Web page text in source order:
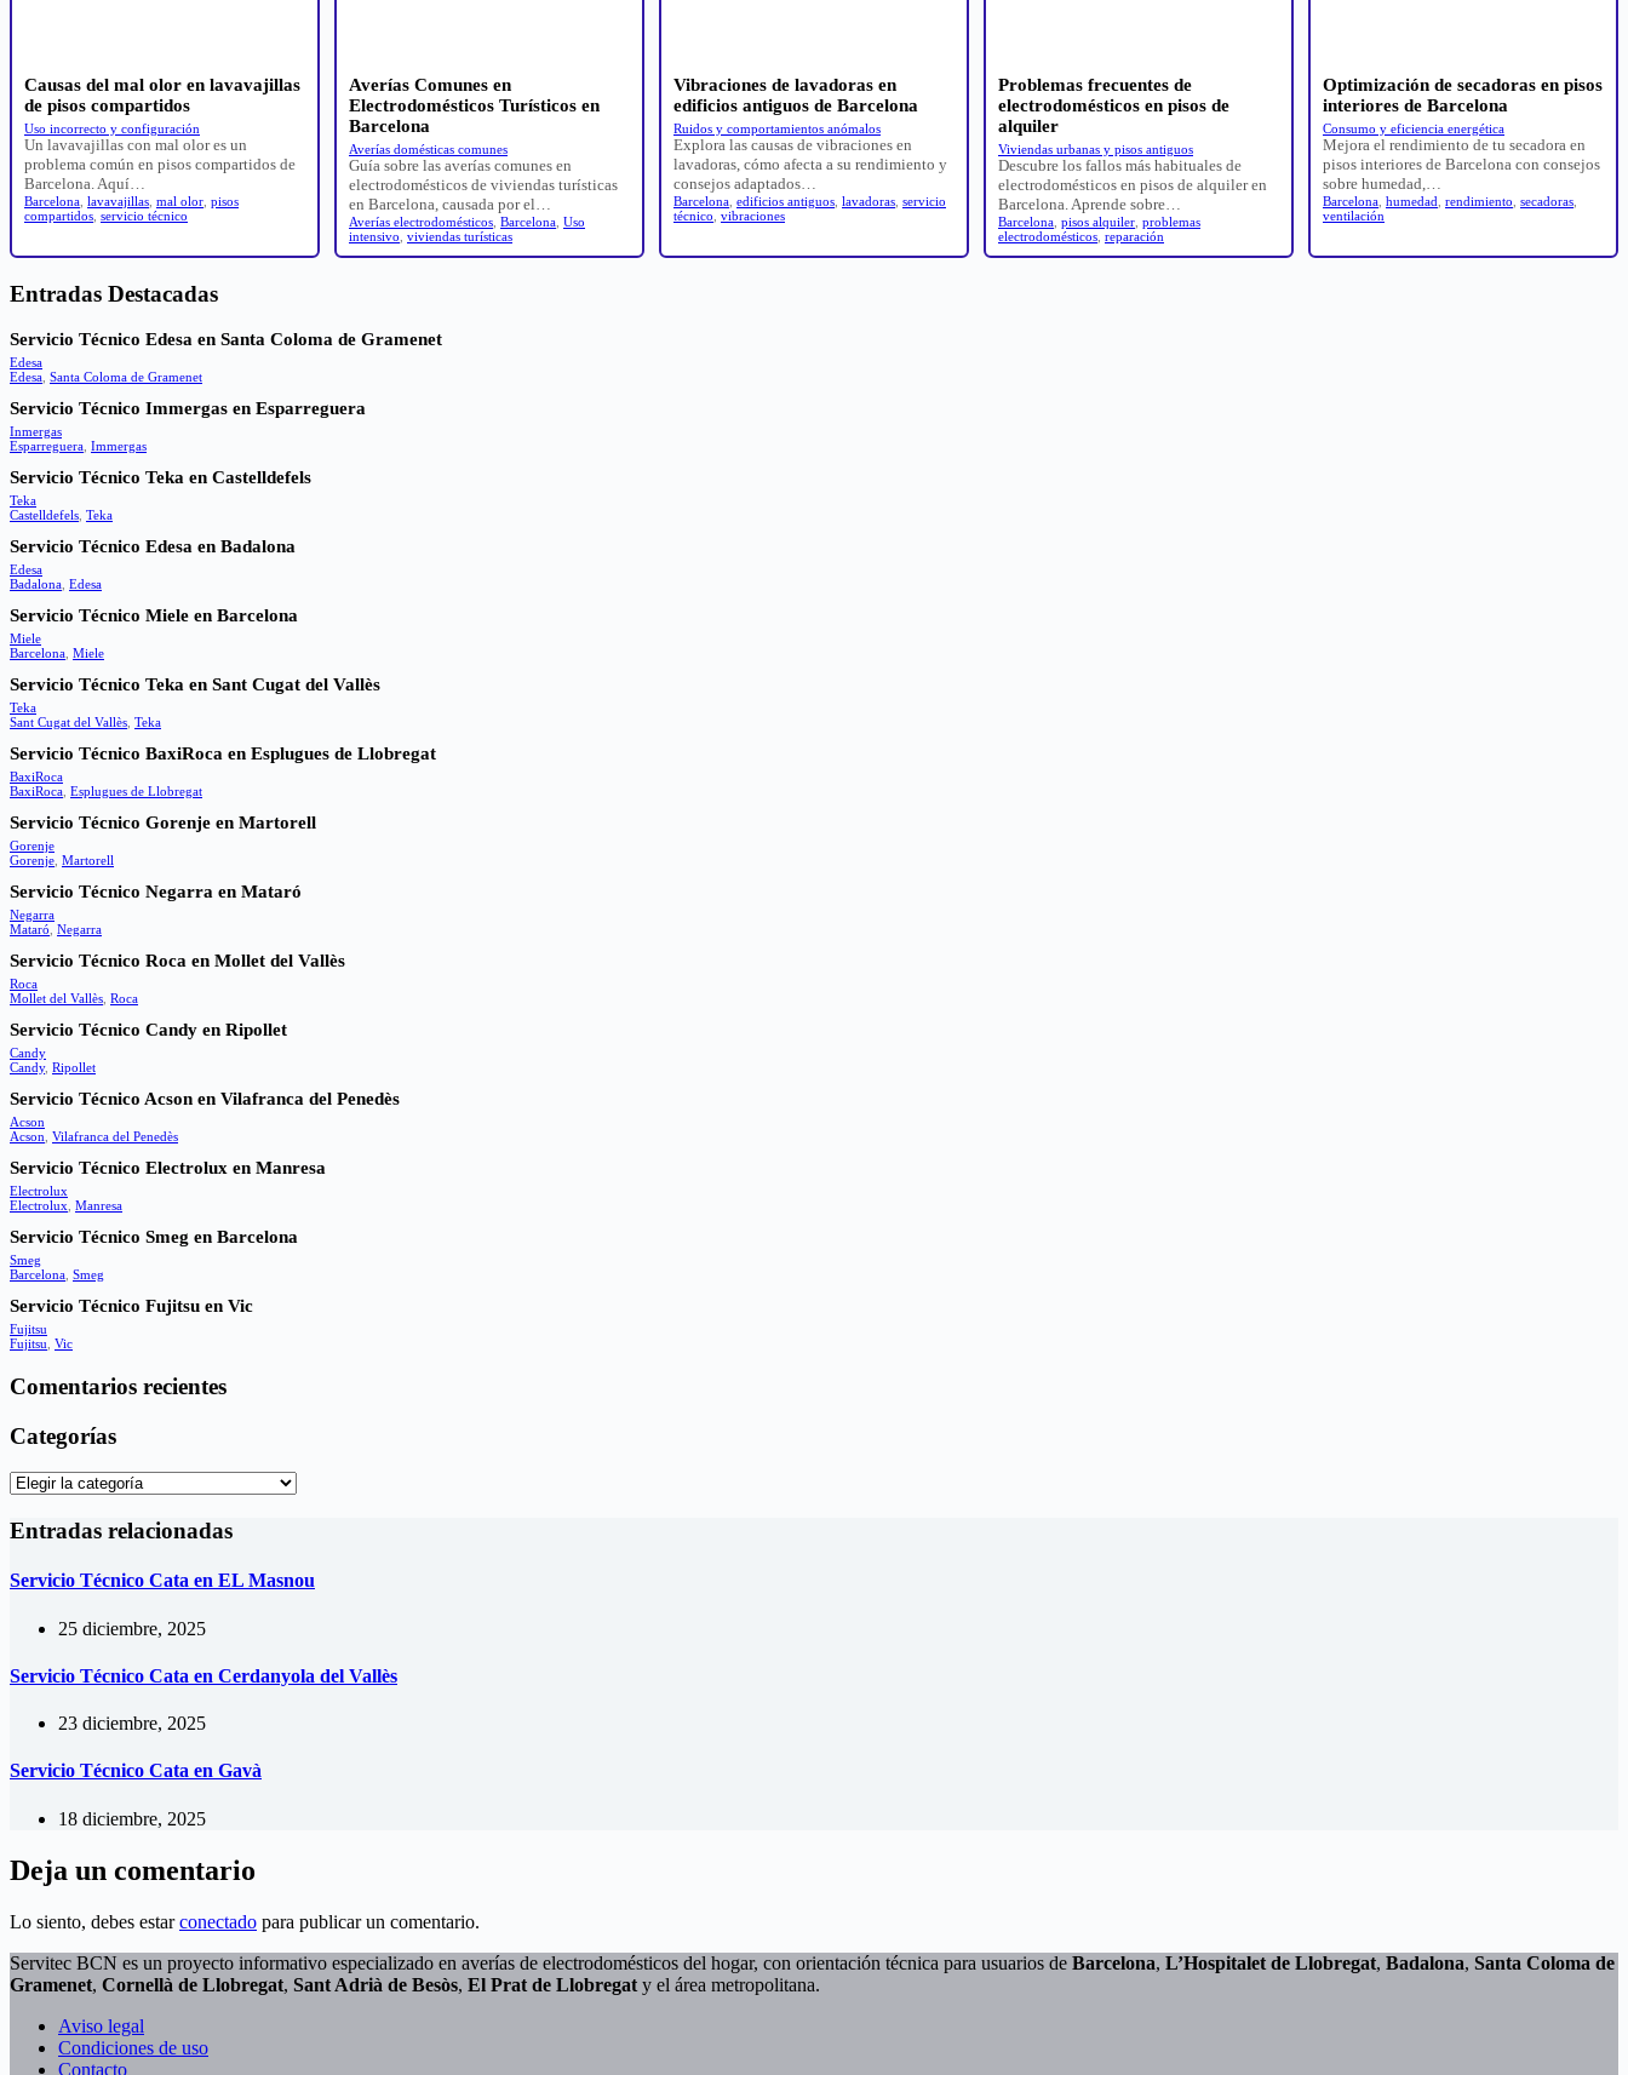
Causas del mal olor en lavavajillas
de pisos compartidos
Uso incorrecto y configuración
Un lavavajillas con mal olor es un
problema común en pisos compartidos de
Barcelona. Aquí…
Barcelona lavavajillas mal olor pisos
compartidos servicio técnico
Averías Comunes en
Electrodomésticos Turísticos en
Barcelona
Averías domésticas comunes
Guía sobre las averías comunes en
electrodomésticos de viviendas turísticas
en Barcelona, causada por el…
Averías electrodomésticos Barcelona Uso
intensivo viviendas turísticas
Vibraciones de lavadoras en
edificios antiguos de Barcelona
Ruidos y comportamientos anómalos
Explora las causas de vibraciones en
lavadoras, cómo afecta a su rendimiento y
consejos adaptados…
Barcelona edificios antiguos lavadoras servicio
técnico vibraciones
Problemas frecuentes de
electrodomésticos en pisos de
alquiler
Viviendas urbanas y pisos antiguos
Descubre los fallos más habituales de
electrodomésticos en pisos de alquiler en
Barcelona. Aprende sobre…
Barcelona pisos alquiler problemas
electrodomésticos reparación
Optimización de secadoras en pisos
interiores de Barcelona
Consumo y eficiencia energética
Mejora el rendimiento de tu secadora en
pisos interiores de Barcelona con consejos
sobre humedad,…
Barcelona humedad rendimiento secadoras
ventilación
Entradas Destacadas
Servicio Técnico Edesa en Santa Coloma de Gramenet
Edesa
Edesa Santa Coloma de Gramenet
Servicio Técnico Immergas en Esparreguera
Inmergas
Esparreguera Immergas
Servicio Técnico Teka en Castelldefels
Teka
Castelldefels Teka
Servicio Técnico Edesa en Badalona
Edesa
Badalona Edesa
Servicio Técnico Miele en Barcelona
Miele
Barcelona Miele
Servicio Técnico Teka en Sant Cugat del Vallès
Teka
Sant Cugat del Vallès Teka
Servicio Técnico BaxiRoca en Esplugues de Llobregat
BaxiRoca
BaxiRoca Esplugues de Llobregat
Servicio Técnico Gorenje en Martorell
Gorenje
Gorenje Martorell
Servicio Técnico Negarra en Mataró
Negarra
Mataró Negarra
Servicio Técnico Roca en Mollet del Vallès
Roca
Mollet del Vallès Roca
Servicio Técnico Candy en Ripollet
Candy
Candy, Ripollet
Servicio Técnico Acson en Vilafranca del Penedès
Acson
Acson Vilafranca del Penedès
Servicio Técnico Electrolux en Manresa
Electrolux
Electrolux Manresa
Servicio Técnico Smeg en Barcelona
Smeg
Barcelona Smeg
Servicio Técnico Fujitsu en Vic
Fujitsu
Fujitsu Vic
Comentarios recientes
Categorías
Categorías
Entradas relacionadas
Servicio Técnico Cata en EL Masnou
25 diciembre, 2025
Servicio Técnico Cata en Cerdanyola del Vallès
23 diciembre, 2025
Servicio Técnico Cata en Gavà
18 diciembre, 2025
Deja un comentario
Lo siento, debes estarconectado para publicar un comentario.
Servitec BCN es un proyecto informativo especializado en averías de electrodomésticos del hogar, con orientación técnica para usuarios de Barcelona, L’Hospitalet de Llobregat, Badalona, Santa Coloma de
Gramenet, Cornellà de Llobregat, Sant Adrià de Besòs, El Prat de Llobregat y el área metropolitana.
Aviso legal
Condiciones de uso
Contacto